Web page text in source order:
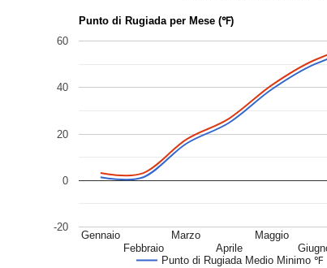
Punto di Rugiada per Mese (℉)
Punto di Rugiada Medio Minimo ℉
Gennaio
Febbraio
Marzo
Aprile
Maggio
-20
0
20
40
60